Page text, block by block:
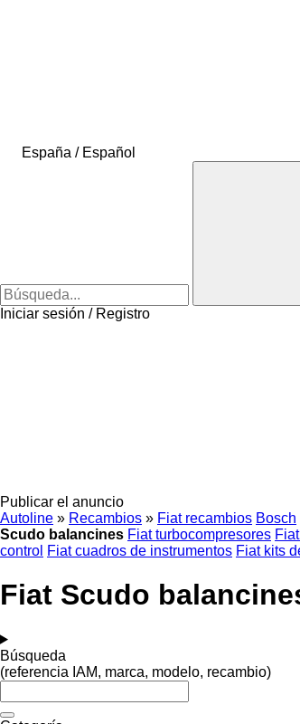
España / Español
Iniciar sesión / Registro
Publicar el anuncio
Autoline » Recambios » Fiat recambios Bosch
Scudo balancines Fiat turbocompresores
control Fiat cuadros de instrumentos Fiat kits
Fiat Scudo
Búsqueda
(referencia IAM, marca, modelo, recambio)